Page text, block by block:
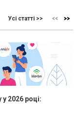
Усі статті >>
2026 році: